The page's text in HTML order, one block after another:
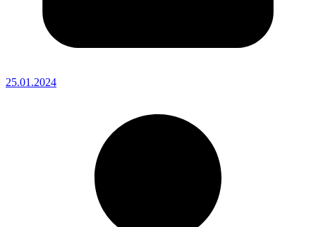
25.01.2024